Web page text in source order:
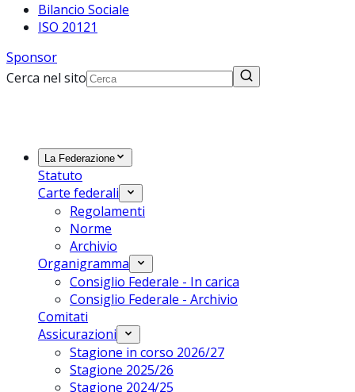
Bilancio Sociale
ISO 20121
Sponsor
Cerca nel sito
La Federazione
Statuto
Carte federali
Regolamenti
Norme
Archivio
Organigramma
Consiglio Federale - In carica
Consiglio Federale - Archivio
Comitati
Assicurazioni
Stagione in corso 2026/27
Stagione 2025/26
Stagione 2024/25